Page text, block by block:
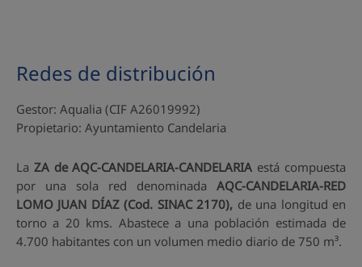
Redes de distribución
Gestor: Aqualia (CIF A26019992)
Propietario: Ayuntamiento Candelaria
La ZA de AQC-CANDELARIA-CANDELARIA está compuesta
por una sola red denominada AQC-CANDELARIA-RED
LOMO JUAN DÍAZ (Cod. SINAC 2170), de una longitud en
torno a 20 kms. Abastece a una población estimada de
4.700 habitantes con un volumen medio diario de 750 m³.